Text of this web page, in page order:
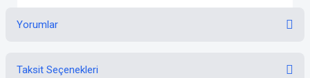
Yorumlar
Taksit Seçenekleri